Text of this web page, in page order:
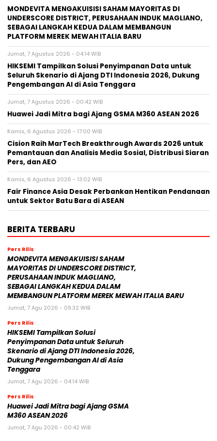
MONDEVITA MENGAKUISISI SAHAM MAYORITAS DI
UNDERSCORE DISTRICT, PERUSAHAAN INDUK MAGLIANO,
SEBAGAI LANGKAH KEDUA DALAM MEMBANGUN
PLATFORM MEREK MEWAH ITALIA BARU
Jumat, 7 Agustus 2026 - 04:14 WIB
HIKSEMI Tampilkan Solusi Penyimpanan Data untuk
Seluruh Skenario di Ajang DTI Indonesia 2026, Dukung
Pengembangan AI di Asia Tenggara
Jumat, 7 Agustus 2026 - 00:42 WIB
Huawei Jadi Mitra bagi Ajang GSMA M360 ASEAN 2026
Kamis, 6 Agustus 2026 - 17:00 WIB
Cision Raih MarTech Breakthrough Awards 2026 untuk
Pemantauan dan Analisis Media Sosial, Distribusi Siaran
Pers, dan AEO
Kamis, 6 Agustus 2026 - 13:02 WIB
Fair Finance Asia Desak Perbankan Hentikan Pendanaan
untuk Sektor Batu Bara di ASEAN
BERITA TERBARU
Pers Rilis
MONDEVITA MENGAKUISISI SAHAM
MAYORITAS DI UNDERSCORE DISTRICT,
PERUSAHAAN INDUK MAGLIANO,
SEBAGAI LANGKAH KEDUA DALAM
MEMBANGUN PLATFORM MEREK MEWAH ITALIA BARU
Jumat, 7 Agu 2026 - 09:32 WIB
Pers Rilis
HIKSEMI Tampilkan Solusi
Penyimpanan Data untuk Seluruh
Skenario di Ajang DTI Indonesia 2026,
Dukung Pengembangan AI di Asia
Tenggara
Jumat, 7 Agu 2026 - 04:14 WIB
Pers Rilis
Huawei Jadi Mitra bagi Ajang GSMA
M360 ASEAN 2026
Jumat, 7 Agu 2026 - 00:42 WIB